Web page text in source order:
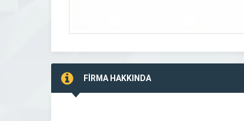
FİRMA HAKKINDA